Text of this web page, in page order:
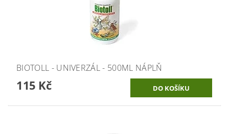
BIOTOLL - UNIVERZÁL - 500ML NÁPLŇ
115 Kč